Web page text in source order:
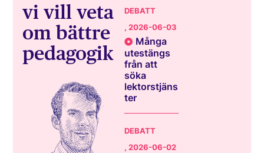
vi vill veta
om bättre
pedagogik
DEBATT
, 2026-06-03
Många
utestängs
från att
söka
lektorstjäns
ter
DEBATT
, 2026-06-02